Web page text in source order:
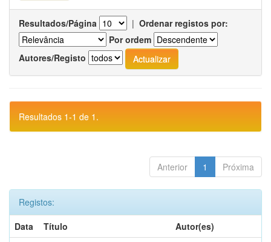
Resultados/Página | Ordenar registos por:
Por ordem
Autores/Registo
Resultados 1-1 de 1.
Anterior 1 Próxima
Registos:
Data
Título
Autor(es)